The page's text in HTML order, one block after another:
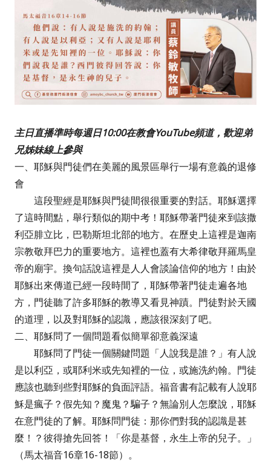
主日直播準時每週日10:00在教會YouTube頻道，歡迎弟
兄姊妹線上參與
一、耶穌與門徒們在美麗的風景區舉行一場有意義的退修
會
這段聖經是耶穌與門徒間很很重要的對話。耶穌選擇
了這時間點，舉行類似的期中考！耶穌帶著門徒來到該撒
利亞腓立比，巴勒斯坦北部的地方。在歷史上這裡是迦南
宗教敬拜巴力的重要地方。這裡也蓋有大希律敬拜羅馬皇
帝的廟宇。換句話說這裡是人人會談論信仰的地方！由於
耶穌出來傳道已經一段時間了，耶穌帶著門徒走遍各地
方，門徒聽了許多耶穌的教導又看見神蹟。門徒對於天國
的道理，以及對耶穌的認識，應該很深刻了吧。
二、耶穌問了一個問題看似簡單卻意義深遠
耶穌問了門徒一個關鍵問題「人說我是誰？」有人說
是以利亞，或耶利米或先知裡的一位，或施洗約翰。門徒
應該也聽到些對耶穌的負面評語。福音書有記載有人說耶
穌是瘋子？假先知？魔鬼？騙子？無論別人怎麼說，耶穌
在意門徒的了解。耶穌問門徒：那你們對我的認識是甚
麼！？彼得搶先回答！「你是基督，永生上帝的兒子。」
（馬太福音16章16-18節）。